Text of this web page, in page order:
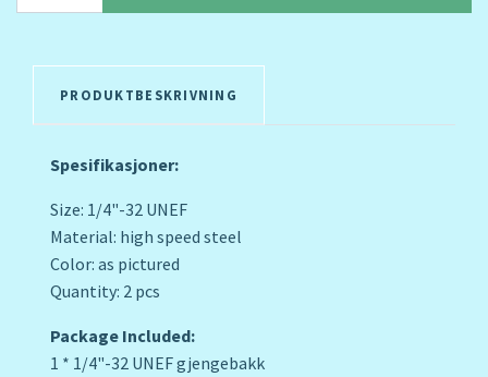
PRODUKTBESKRIVNING
Spesifikasjoner:
Size: 1/4"-32 UNEF
Material: high speed steel
Color: as pictured
Quantity: 2 pcs
Package Included:
1 * 1/4"-32 UNEF gjengebakk